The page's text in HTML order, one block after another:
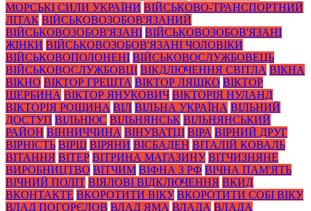
МОРСЬКІ СИЛИ УКРАЇНИ ВІЙСЬКОВО-ТРАНСПОРТНИЙ
ЛІТАК ВІЙСЬКОВОЗОБОВ'ЯЗАНИЙ
ВІЙСЬКОВОЗОБОВ'ЯЗАНІ ВІЙСЬКОВОЗОБОВ'ЯЗАНІ
ЖІНКИ ВІЙСЬКОВОЗОБОВ'ЯЗАНІ ЧОЛОВІКИ
ВІЙСЬКОВОПОЛОНЕНІ ВІЙСЬКОВОСЛУЖБОВЕЦЬ
ВІЙСЬКОВОСЛУЖБОВЦІ ВІКДЛЮЧЕННЯ СВІТЛА ВІКНА
ВІКНО ВІКТОР ГРЕШТА ВІКТОР ЛЯШКО ВІКТОР
ЩЕРБИНА ВІКТОР ЯНУКОВИЧ ВІКТОРІЯ НУЛАНД
ВІКТОРІЯ РОЩИНА ВІЛ ВІЛЬНА УКРАЇНА ВІЛЬНИЙ
ДОСТУП ВІЛЬНЮС ВІЛЬНЯНСЬК ВІЛЬНЯНСЬКИЙ
РАЙОН ВІННИЧЧИНА ВІНУВАТЦІ ВІРА ВІРНИЙ ДРУГ
ВІРНІСТЬ ВІРШ ВІРЯНИ ВІСБАДЕН ВІТАЛІЙ КОВАЛЬ
ВІТАННЯ ВІТЕР ВІТРИНА МАГАЗИНУ ВІТЧИЗНЯНЕ
ВИРОБНИЦТВО ВІТЧИМ ВІФНА З РФ ВІЧНА ПАМ'ЯТЬ
ВІЧНИЙ ПОЛІТ ВІЯЛОВІ ВІДКЛЮЧЕННЯ ВКИД
ВКОНТАКТЕ ВКОРОТИТИ ВІКУ ВКОРОТИТИ СОБІ ВІКУ
ВЛАД ПОГОРЄЛОВ ВЛАД ЯМА ВЛАДА ВЛАДА